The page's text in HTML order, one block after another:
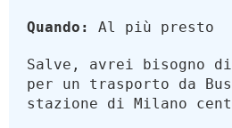
Quando: Al più presto
Salve, avrei bisogno
per un trasporto da
stazione di Milano